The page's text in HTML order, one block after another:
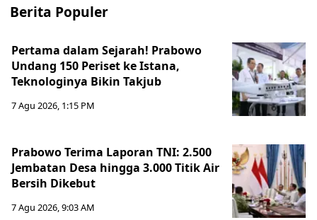
Berita Populer
Pertama dalam Sejarah! Prabowo
Undang 150 Periset ke Istana,
Teknologinya Bikin Takjub
7 Agu 2026, 1:15 PM
Prabowo Terima Laporan TNI: 2.500
Jembatan Desa hingga 3.000 Titik Air
Bersih Dikebut
7 Agu 2026, 9:03 AM